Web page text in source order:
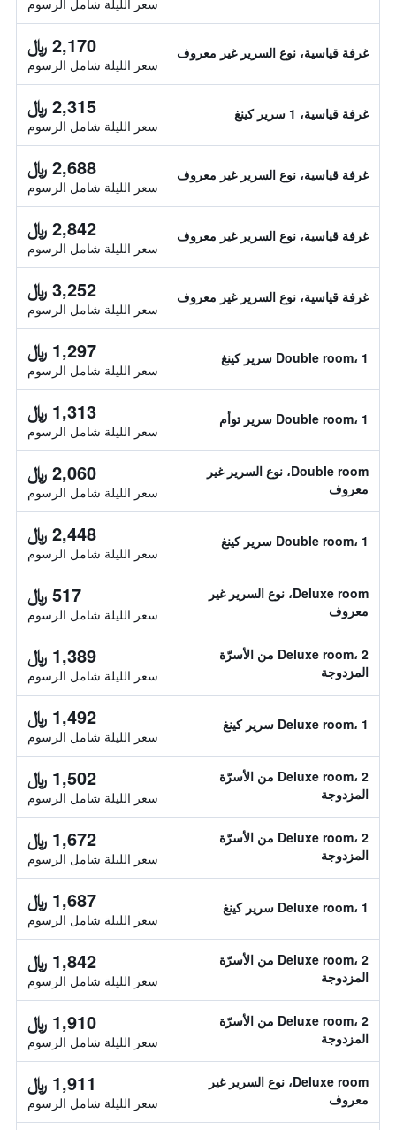
سعر الليلة شامل الرسوم
غرفة قياسية، نوع السرير غير معروف 2,170 ﷼
سعر الليلة شامل الرسوم
غرفة قياسية، 1 سرير كينغ 2,315 ﷼
سعر الليلة شامل الرسوم
غرفة قياسية، نوع السرير غير معروف 2,688 ﷼
سعر الليلة شامل الرسوم
غرفة قياسية، نوع السرير غير معروف 2,842 ﷼
سعر الليلة شامل الرسوم
غرفة قياسية، نوع السرير غير معروف 3,252 ﷼
سعر الليلة شامل الرسوم
Double room، 1 سرير كينغ 1,297 ﷼
سعر الليلة شامل الرسوم
Double room، 1 سرير توأم 1,313 ﷼
سعر الليلة شامل الرسوم
Double room، نوع السرير غير
معروف
2,060 ﷼
سعر الليلة شامل الرسوم
Double room، 1 سرير كينغ 2,448 ﷼
سعر الليلة شامل الرسوم
Deluxe room، نوع السرير غير
معروف
517 ﷼
سعر الليلة شامل الرسوم
Deluxe room، 2 من الأسرّة
المزدوجة
1,389 ﷼
سعر الليلة شامل الرسوم
Deluxe room، 1 سرير كينغ 1,492 ﷼
سعر الليلة شامل الرسوم
Deluxe room، 2 من الأسرّة
المزدوجة
1,502 ﷼
سعر الليلة شامل الرسوم
Deluxe room، 2 من الأسرّة
المزدوجة
1,672 ﷼
سعر الليلة شامل الرسوم
Deluxe room، 1 سرير كينغ 1,687 ﷼
سعر الليلة شامل الرسوم
Deluxe room، 2 من الأسرّة
المزدوجة
1,842 ﷼
سعر الليلة شامل الرسوم
Deluxe room، 2 من الأسرّة
المزدوجة
1,910 ﷼
سعر الليلة شامل الرسوم
Deluxe room، نوع السرير غير
معروف
1,911 ﷼
سعر الليلة شامل الرسوم